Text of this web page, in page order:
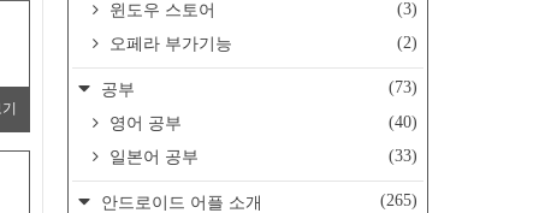
윈도우 스토어
(3)
오페라 부가기능
(2)
공부
(73)
영어 공부
(40)
일본어 공부
(33)
안드로이드 어플 소개 (265)